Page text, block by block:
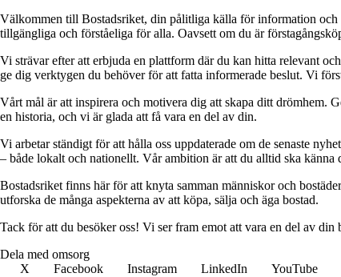
Välkommen till Bostadsriket, din pålitliga källa för information och
tillgängliga och förståeliga för alla. Oavsett om du är
Vi strävar efter att erbjuda en plattform där du kan hitta relevant
ge dig verktygen du behöver för att fatta informerade beslut. Vi
Vårt mål är att inspirera och motivera dig att skapa ditt drömhem.
en historia, och vi är glada att få vara en del av din.
Vi arbetar ständigt för att hålla oss uppdaterade om de senaste
– både lokalt och nationellt. Vår ambition är att du alltid ska
Bostadsriket finns här för att knyta samman människor och
utforska de många aspekterna av att köpa, sälja och äga bostad.
Tack för att du besöker oss! Vi ser fram emot att vara en del av
Dela med omsorg
X
Facebook Instagram LinkedIn YouTube